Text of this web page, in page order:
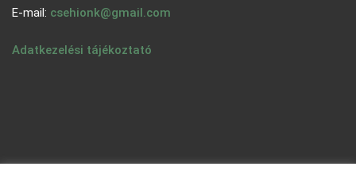
E-mail: csehionk@gmail.com
Adatkezelési tájékoztató